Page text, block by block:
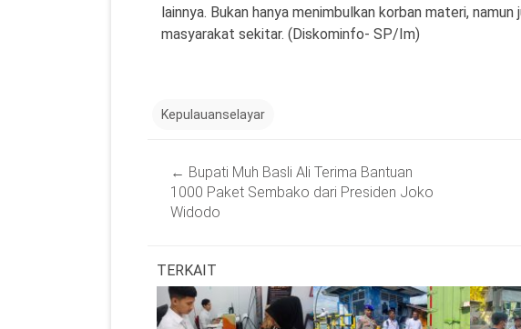
lainnya. Bukan hanya menimbulkan korban materi,
masyarakat sekitar. (Diskominfo- SP/Im)
Kepulauanselayar
navigation
← Bupati Muh Basli Ali Terima Bantuan
1000 Paket Sembako dari Presiden Joko
Widodo
TERKAIT